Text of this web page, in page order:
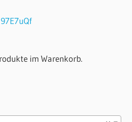
im Warenkorb.